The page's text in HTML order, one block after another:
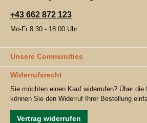
+43 662 872 123
Mo-Fr 8:30 - 18:00 Uhr
Unsere Communities
Widerrufsrecht
Sie möchten einen Kauf widerrufen? Über
können Sie den Widerruf Ihrer Bestellung
Vertrag widerrufen